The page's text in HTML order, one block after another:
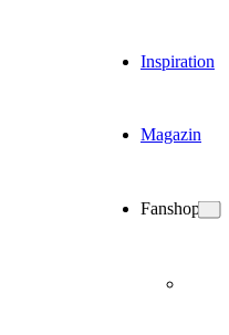
Inspiration
Magazin
Fanshop